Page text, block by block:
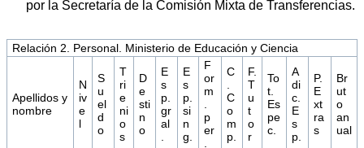
por la Secretaría de la Comisión Mixta de Transferencias.
Relación 2. Personal. Ministerio de Educación y Ciencia
Apellidos y
nombre
N
iv
e
l
S
u
el
d
o
T
ri
e
ni
o
s
D
e
sti
n
o
E
s
p.
gr
al
E
s
p.
si
n
g.
F
or
m
p
er
C
C
o
m
p.
F.
T
u
t
o
r
To
t.
Es
pe
c.
A
di
c.
E
s
p.
P.
E
xt
ra
s
Br
ut
o
an
ual